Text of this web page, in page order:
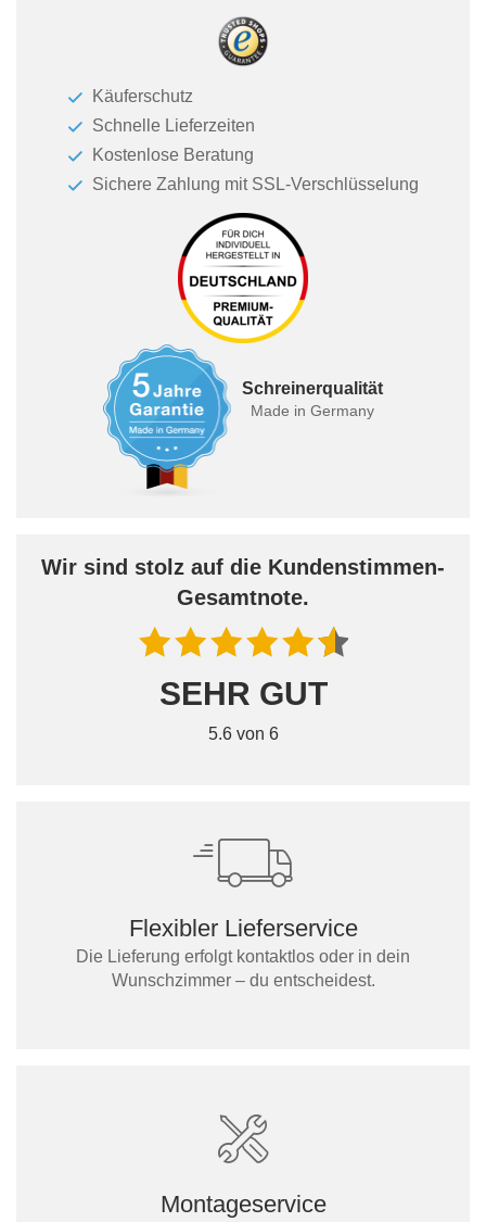
Käuferschutz
Schnelle Lieferzeiten
Kostenlose Beratung
Sichere Zahlung mit SSL-Verschlüsselung
Schreinerqualität
Made in Germany
Wir sind stolz auf die Kundenstimmen-
Gesamtnote.
SEHR GUT
5.6 von 6
Flexibler Lieferservice
Die Lieferung erfolgt kontaktlos oder in dein
Wunschzimmer – du entscheidest.
Montageservice